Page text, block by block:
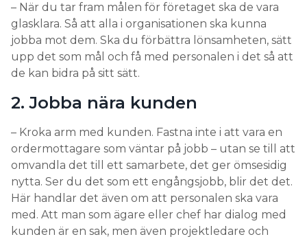
– När du tar fram målen för företaget ska de vara
glasklara. Så att alla i organisationen ska kunna
jobba mot dem. Ska du förbättra lönsamheten, sätt
upp det som mål och få med personalen i det så att
de kan bidra på sitt sätt.
2. Jobba nära kunden
– Kroka arm med kunden. Fastna inte i att vara en
ordermottagare som väntar på jobb – utan se till att
omvandla det till ett samarbete, det ger ömsesidig
nytta. Ser du det som ett engångsjobb, blir det det.
Här handlar det även om att personalen ska vara
med. Att man som ägare eller chef har dialog med
kunden är en sak, men även projektledare och